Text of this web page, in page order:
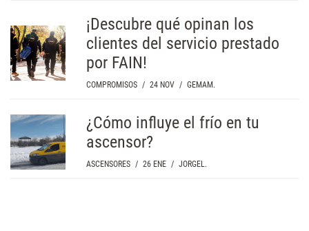
¡Descubre qué opinan los
clientes del servicio prestado
por FAIN!
COMPROMISOS / 24 NOV / GEMAM.
¿Cómo influye el frío en tu
ascensor?
ASCENSORES / 26 ENE / JORGEL.